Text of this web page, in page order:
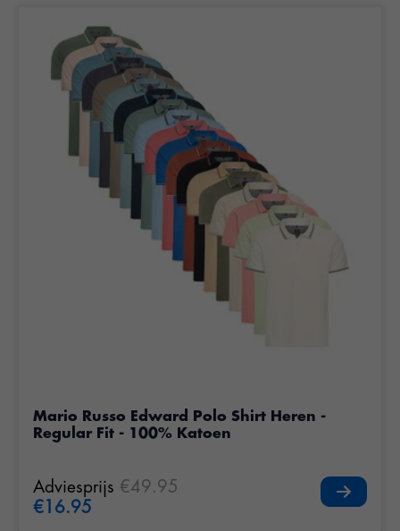
Mario Russo Edward Polo Shirt Heren -
Regular Fit - 100% Katoen
Adviesprijs €49.95
€16.95